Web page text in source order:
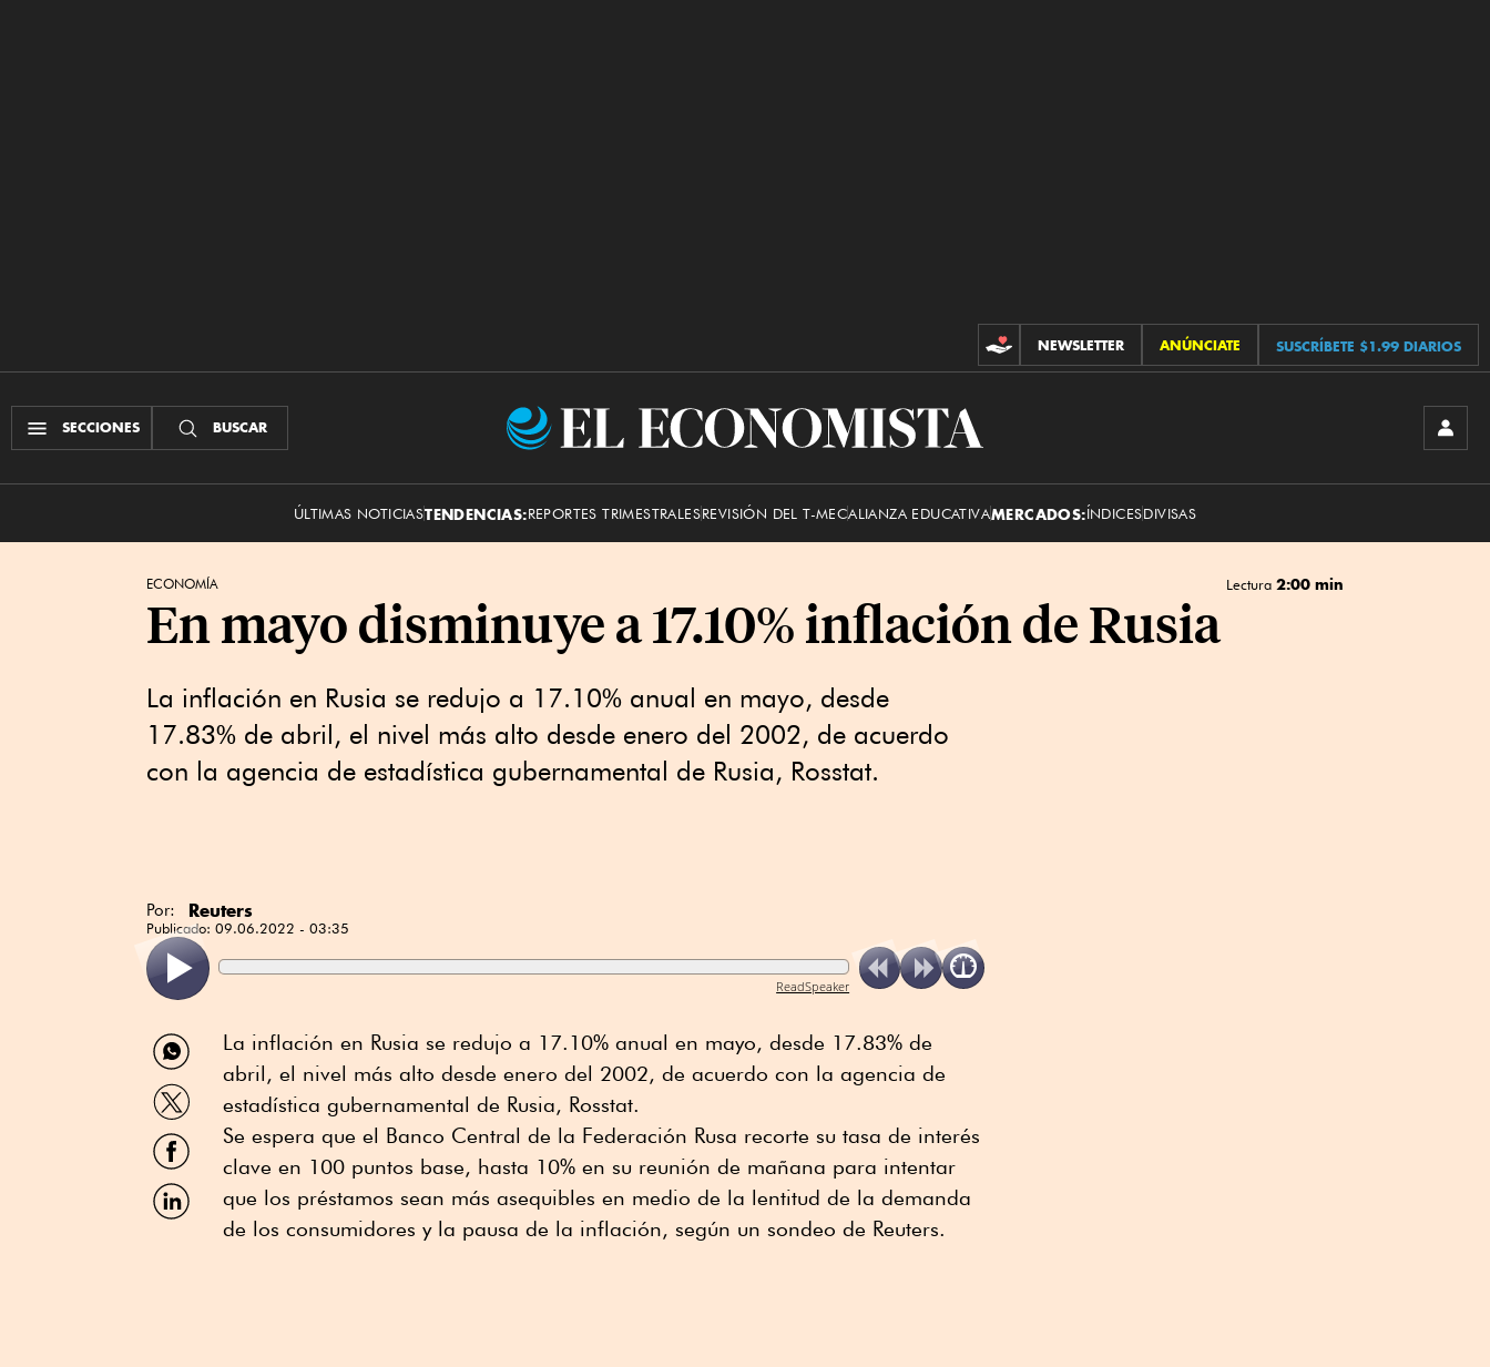
CONTRIBUCIONES
NEWSLETTER ANÚNCIATE SUSCRÍBETE $1.99 DIARIOS
SECCIONES BUSCAR
El
ÚLTIMAS NOTICIASTENDENCIAS:REPORTES TRIMESTRALESREVISIÓN DEL T-MECALIANZA EDUCATIVAMERCADOS:ÍNDICESDIVISAS
ECONOMÍA Lectura 2:00 min
En mayo disminuye a 17.10% inflación de Rusia
La inflación en Rusia se redujo a 17.10% anual en mayo, desde
17.83% de abril, el nivel más alto desde enero del 2002, de acuerdo
con la agencia de estadística gubernamental de Rusia, Rosstat.
Por: Reuters
Publicado: 09.06.2022 - 03:35
ReadSpeaker
Compartir
por
WhatsApp
Compartir
por
Twitter
Compartir
por
Facebook
Compartir
por
La inflación en Rusia se redujo a 17.10% anual en mayo, desde 17.83% de
abril, el nivel más alto desde enero del 2002, de acuerdo con la agencia de
estadística gubernamental de Rusia, Rosstat.
Se espera que el Banco Central de la Federación Rusa recorte su tasa de interés
clave en 100 puntos base, hasta 10% en su reunión de mañana para intentar
que los préstamos sean más asequibles en medio de la lentitud de la demanda
de los consumidores y la pausa de la inflación, según un sondeo de Reuters.